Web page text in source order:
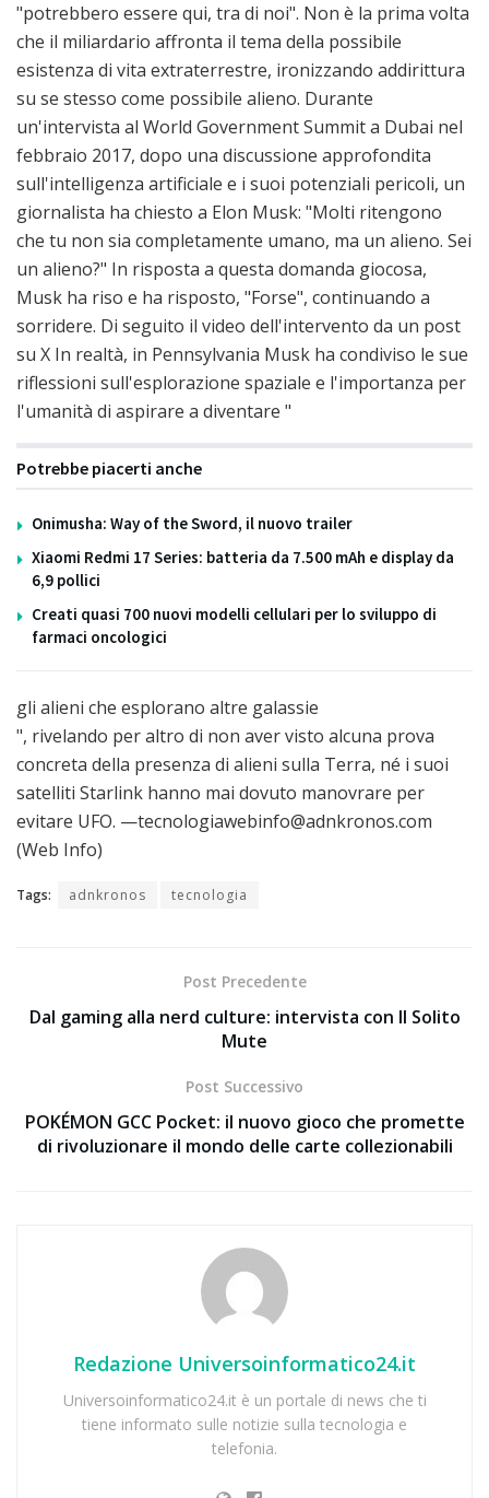
"potrebbero essere qui, tra di noi". Non è la prima volta
che il miliardario affronta il tema della possibile
esistenza di vita extraterrestre, ironizzando addirittura
su se stesso come possibile alieno. Durante
un'intervista al World Government Summit a Dubai nel
febbraio 2017, dopo una discussione approfondita
sull'intelligenza artificiale e i suoi potenziali pericoli, un
giornalista ha chiesto a Elon Musk: "Molti ritengono
che tu non sia completamente umano, ma un alieno. Sei
un alieno?" In risposta a questa domanda giocosa,
Musk ha riso e ha risposto, "Forse", continuando a
sorridere. Di seguito il video dell'intervento da un post
su X In realtà, in Pennsylvania Musk ha condiviso le sue
riflessioni sull'esplorazione spaziale e l'importanza per
l'umanità di aspirare a diventare "
Potrebbe piacerti anche
Onimusha: Way of the Sword, il nuovo trailer
Xiaomi Redmi 17 Series: batteria da 7.500 mAh e display da
6,9 pollici
Creati quasi 700 nuovi modelli cellulari per lo sviluppo di
farmaci oncologici
gli alieni che esplorano altre galassie
", rivelando per altro di non aver visto alcuna prova
concreta della presenza di alieni sulla Terra, né i suoi
satelliti Starlink hanno mai dovuto manovrare per
evitare UFO. —tecnologiawebinfo@adnkronos.com
(Web Info)
Tags: adnkronos tecnologia
Post Precedente
Dal gaming alla nerd culture: intervista con Il Solito
Mute
Post Successivo
POKÉMON GCC Pocket: il nuovo gioco che promette
di rivoluzionare il mondo delle carte collezionabili
Redazione Universoinformatico24.it
Universoinformatico24.it è un portale di news che ti
tiene informato sulle notizie sulla tecnologia e
telefonia.